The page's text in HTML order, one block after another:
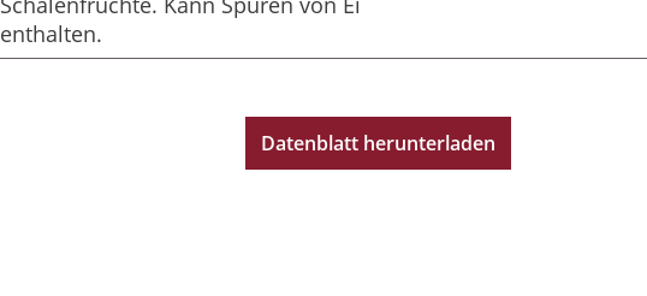
enthalten.
Datenblatt herunterladen